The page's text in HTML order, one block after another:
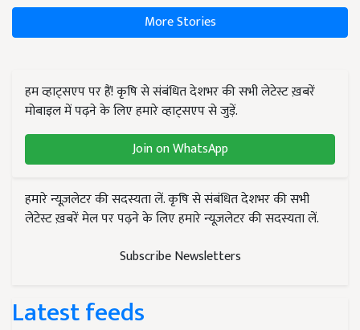
More Stories
हम व्हाट्सएप पर हैं! कृषि से संबंधित देशभर की सभी लेटेस्ट ख़बरें
मोबाइल में पढ़ने के लिए हमारे व्हाट्सएप से जुड़ें.
Join on WhatsApp
हमारे न्यूज़लेटर की सदस्यता लें. कृषि से संबंधित देशभर की सभी
लेटेस्ट ख़बरें मेल पर पढ़ने के लिए हमारे न्यूज़लेटर की सदस्यता लें.
Subscribe Newsletters
Latest feeds